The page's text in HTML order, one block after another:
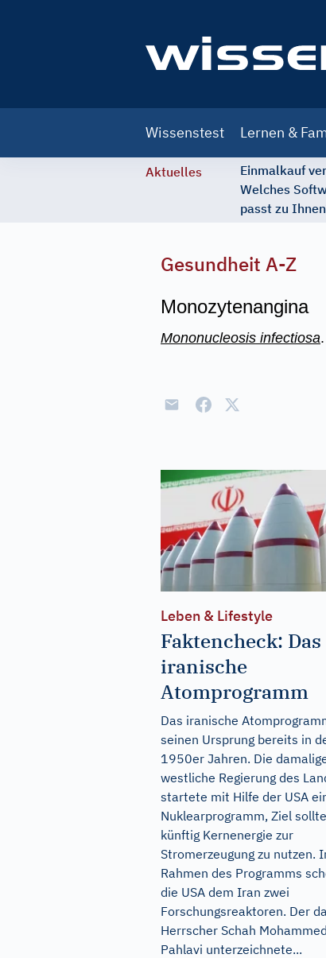
navigation
Wissenstest Lernen &
Aktuelles
Einmalkauf
Welches
passt zu
Gesundheit A-Z
Monozytenangina
Mononucleosis infectiosa.
Leben & Lifestyle
Faktencheck: Das
iranische
Atomprogramm
Das iranische
seinen Ursprung bereits in
1950er Jahren. Die
westliche Regierung des
startete mit Hilfe der USA
Nuklearprogramm, Ziel
künftig Kernenergie zur
Stromerzeugung zu nutzen.
Rahmen des Programms
die USA dem Iran zwei
Forschungsreaktoren. Der
Herrscher Schah
Pahlavi unterzeichnete...